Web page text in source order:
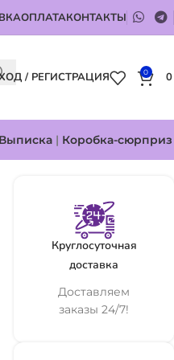
ОПЛАТАКОНТАКТЫ
/ РЕГИСТРАЦИЯ 0
Выписка | Коробка-сюрприз
Круглосуточная
доставка
Доставляем
заказы 24/7!